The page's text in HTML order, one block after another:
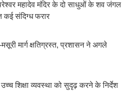
महादेव मंदिर के दो साधुओं के शव जंगल
कई संदिग्ध फरार
मार्ग क्षतिग्रस्त, प्रशासन ने अगले
उच्च शिक्षा व्यवस्था को सुदृढ़ करने के निर्देश